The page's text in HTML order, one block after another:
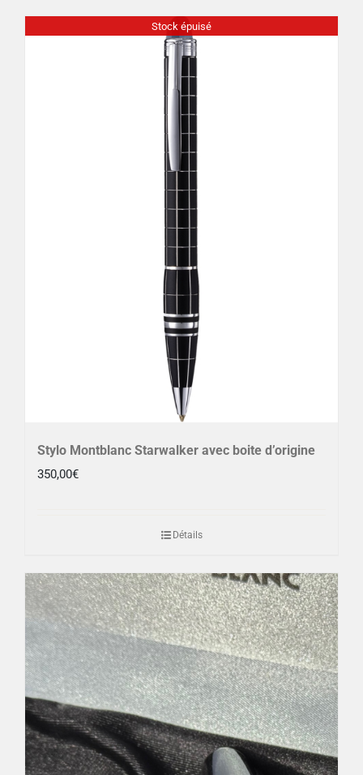
Stock épuisé
Stylo Montblanc Starwalker avec boite d’origine
350,00€
Détails